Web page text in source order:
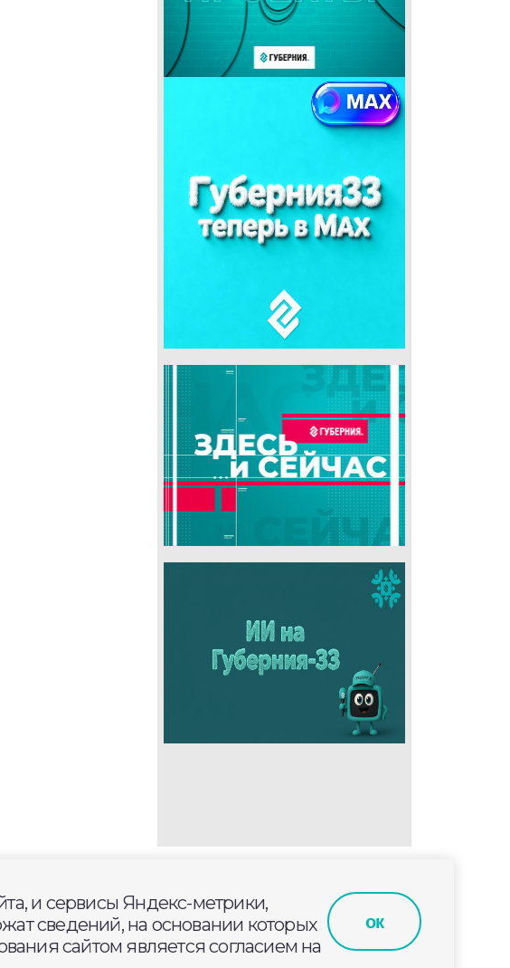
в
и сервисы Яндекс-метрики,
сведений, на основании которых
сайтом является согласием на
ок